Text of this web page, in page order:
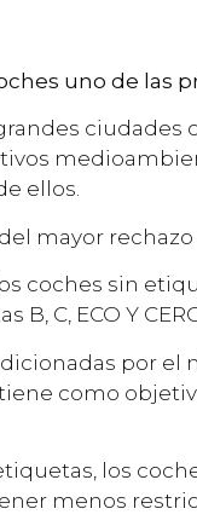
uno de las
ellos.
mayor
coches sin
C, ECO Y
por el
como
los
menos